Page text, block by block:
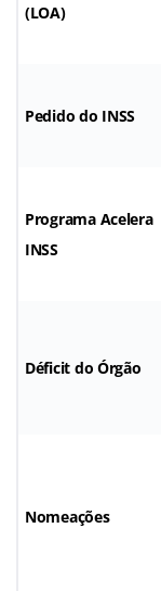
(LOA)
Pedido do INSS
Programa Acelera
INSS
Déficit do Órgão
Nomeações